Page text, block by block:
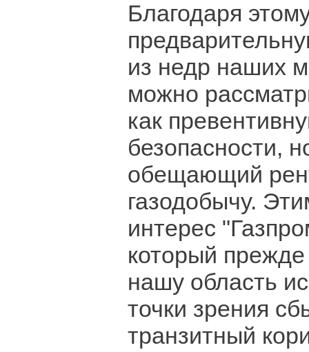
Благодаря
из недр наших
можно
как
безопасности,
обещающий
газодобычу.
интерес
который
нашу область
точки зрения
транзитный